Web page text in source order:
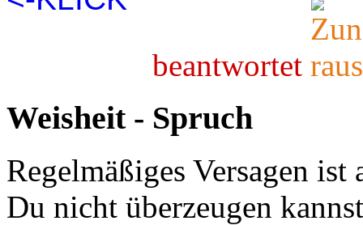
beantwortet
Weisheit - Spruch
Regelmäßiges Versagen
Du nicht überzeugen